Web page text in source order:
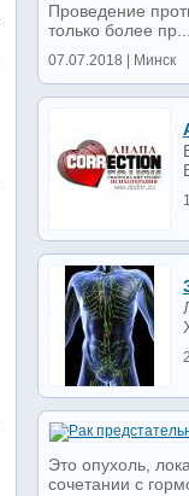
Проведение
только более пр...
07.07.2018 | Минск
Это опухоль,
сочетании с